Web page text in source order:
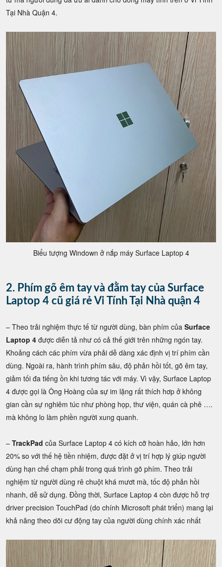
Tại Nhà Quận 4.
Biểu tượng Windown ở nắp máy Surface Laptop 4
2. Phím gõ êm tay và đằm tay của Surface
Laptop 4 cũ giá rẻ Vi Tính Tại Nhà quận 4
– Theo trải nghiệm thực tế từ người dùng, bàn phím của Surface
Laptop 4 được diễn tả như có cả thế giới trên những ngón tay.
Khoảng cách các phím vừa phải dễ dàng xác định vị trí phím cần
dùng. Ngoài ra, hành trình phím sâu, độ phản hồi tốt, gõ êm tay,
giảm tối đa tiếng ồn khi tương tác với máy. Vì vậy, Surface Laptop
4 được gọi là Ông Hoàng của sự im lặng rất thích hơp ở không
gian cần sự nghiêm túc như phòng họp, thư viện, quán cà phê ….
mà không lo làm phiền người xung quanh.
– TrackPad của Surface Laptop 4 có kích cỡ hoàn hảo, lớn hơn
20% so với thế hệ tiền nhiệm, được đặt ở vị trí hợp lý giúp người
dùng hạn chế chạm phải trong quá trình gõ phím. Theo trải
nghiệm từ người dùng rê chuột khá mươt mà, tốc độ phản hồi
nhanh, dễ sử dụng. Đồng thời, Surface Laptop 4 còn được hỗ trợ
driver precision TouchPad (do chính Microsoft phát triển) mang lại
khả năng theo dõi cư động tay của người dùng chính xác nhất